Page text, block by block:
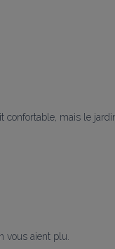
confortable, mais le
vous aient plu.